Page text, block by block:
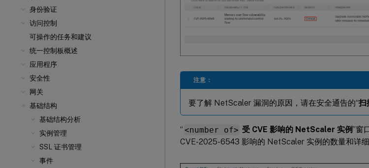
身份验证
访问控制
可操作的任务和建议
统一控制板概述
应用程序
安全性
网关
基础结构
基础结构分析
实例管理
SSL 证书管理
事件
注意：
要了解 NetScaler 漏洞的原因，请在安全通告的“扫
“ <number of> 受 CVE 影响的 NetScaler 实例”窗
CVE-2025-6543 影响的 NetScaler 实例的数量和详细